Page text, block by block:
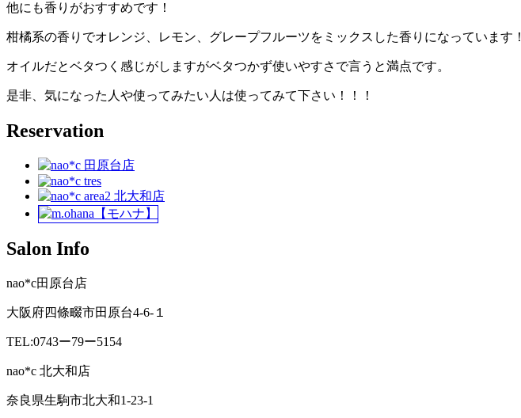
他にも香りがおすすめです！
柑橘系の香りでオレンジ、レモン、グレープフルーツをミックスした香りになっています！
オイルだとベタつく感じがしますがベタつかず使いやすさで言うと満点です。
是非、気になった人や使ってみたい人は使ってみて下さい！！！
Reservation
Salon Info
nao*c田原台店
大阪府四條畷市田原台4-6-１
TEL:0743ー79ー5154
nao*c 北大和店
奈良県生駒市北大和1-23-1